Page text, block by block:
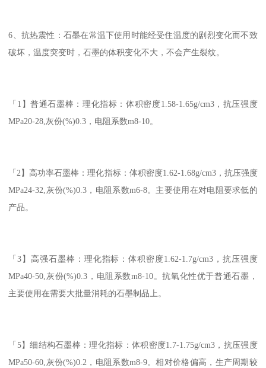
6、抗热震性：石墨在常温下使用时能经受住温度的剧烈变化而不致
破坏，温度突变时，石墨的体积变化不大，不会产生裂纹。
「1】普通石墨棒：理化指标：体积密度1.58-1.65g/cm3，抗压强度
MPa20-28,灰份(%)0.3，电阻系数m8-10。
「2】高功率石墨棒：理化指标：体积密度1.62-1.68g/cm3，抗压强度
MPa24-32,灰份(%)0.3，电阻系数m6-8。主要使用在对电阻要求低的
产品。
「3】高强石墨棒：理化指标：体积密度1.62-1.7g/cm3，抗压强度
MPa40-50,灰份(%)0.3，电阻系数m8-10。抗氧化性优于普通石墨，
主要使用在需要大批量消耗的石墨制品上。
「5】细结构石墨棒：理化指标：体积密度1.7-1.75g/cm3，抗压强度
MPa50-60,灰份(%)0.2，电阻系数m8-9。相对价格偏高，生产周期较